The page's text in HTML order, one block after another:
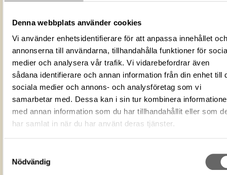
Denna webbplats använder cookies
Vi använder enhetsidentifierare för att anpassa innehållet och
annonserna till användarna, tillhandahålla funktioner för
medier och analysera vår trafik. Vi vidarebefordrar även
sådana identifierare och annan information från din enhet till
sociala medier och annons- och analysföretag som vi
samarbetar med. Dessa kan i sin tur kombinera
med annan information som du har tillhandahållit eller som
har samlat in när du har använt deras tjänster.
Nödvändig
Tunnhjälm
Hjälm
Föremålsnummer 116708_HST
ID‑nummer
3D150145-2BD7-4A6B-A9AA-
D1005716D3C0
Fotograf
Nyberg, Jenny
ändamål, även kommersiella, så
Museum